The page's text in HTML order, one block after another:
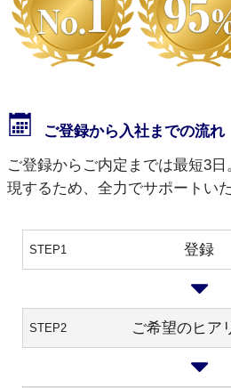
ご登録から入社までの流れ
ご登録からご内定までは最短3
現するため、全力でサポートい
STEP1 登録
STEP2 ご希望のヒア